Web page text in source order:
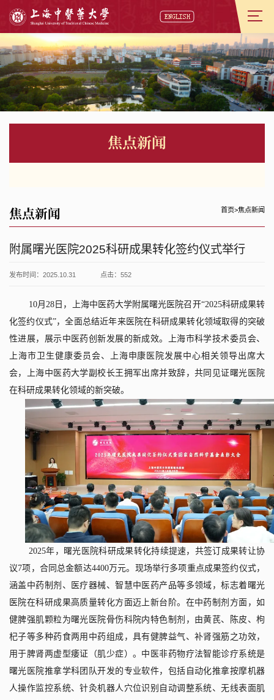
焦点新闻
焦点新闻 首页>焦点新闻
附属曙光医院2025科研成果转化签约仪式举行
发布时间：2025.10.31 点击： 552
10月28 日，上海中医药大学附属曙光医院召开“2025科研成果转
化签约仪式”，全面总结近年来医院在科研成果转化领域取得的突破
性进展，展示中医药创新发展的新成效。上海市科学技术委员会、
上海市卫生健康委员会、上海申康医院发展中心相关领导出席大
会，上海中医药大学副校长王拥军出席并致辞，共同见证曙光医院
在科研成果转化领域的新突破。
2025年，曙光医院科研成果转化持续提速，共签订成果转让协
议7项，合同总金额达4400万元。现场举行多项重点成果签约仪式，
涵盖中药制剂、医疗器械、智慧中医药产品等多领域，标志着曙光
医院在科研成果高质量转化方面迈上新台阶。在中药制剂方面，如
健脾强肌颗粒为曙光医院骨伤科院内特色制剂，由黄芪、陈皮、枸
杞子等多种药食两用中药组成，具有健脾益气、补肾强筋之功效，
用于脾肾两虚型痿证（肌少症）。中医非药物疗法智能诊疗系统是
曙光医院推拿学科团队开发的专业软件，包括自动化推拿按摩机器
人操作监控系统、针灸机器人穴位识别自动调整系统、无线表面肌